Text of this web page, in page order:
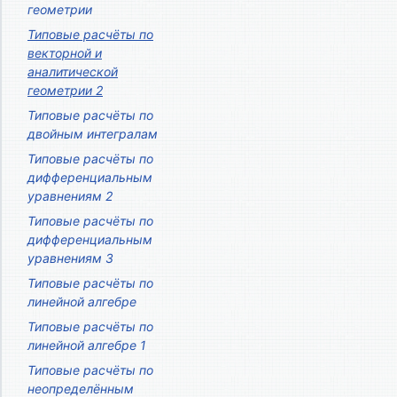
геометрии
Типовые расчёты по
векторной и
аналитической
геометрии 2
Типовые расчёты по
двойным интегралам
Типовые расчёты по
дифференциальным
уравнениям 2
Типовые расчёты по
дифференциальным
уравнениям 3
Типовые расчёты по
линейной алгебре
Типовые расчёты по
линейной алгебре 1
Типовые расчёты по
неопределённым